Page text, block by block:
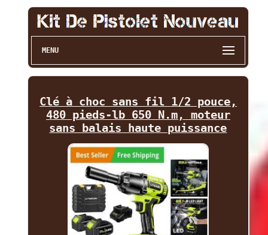
MENU
Clé à choc sans fil 1/2 pouce,
480 pieds-lb 650 N.m, moteur
sans balais haute puissance